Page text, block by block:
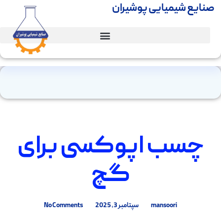
صنایع شیمیایی پوشیران
چسب اپوکسی برای
گچ
mansoori سپتامبر 3, 2025 No Comments